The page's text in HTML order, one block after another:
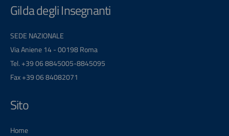
Gilda degli Insegnanti
SEDE NAZIONALE
Via Aniene 14 - 00198 Roma
Tel. +39 06 8845005-8845095
Fax +39 06 84082071
Sito
Home